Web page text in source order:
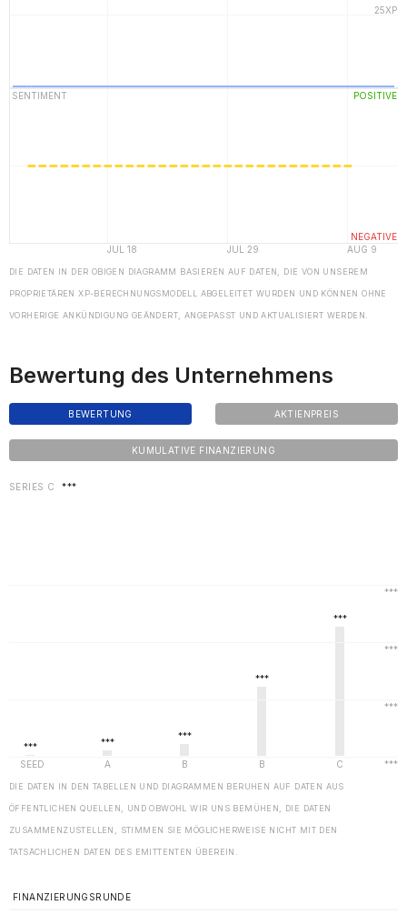
DIE DATEN IN DER OBIGEN DIAGRAMM BASIEREN AUF DATEN, DIE VON UNSEREM
PROPRIETÄREN XP-BERECHNUNGSMODELL ABGELEITET WURDEN UND KÖNNEN OHNE
VORHERIGE ANKÜNDIGUNG GEÄNDERT, ANGEPASST UND AKTUALISIERT WERDEN.
Bewertung des Unternehmens
BEWERTUNG AKTIENPREIS
KUMULATIVE FINANZIERUNG
SERIES C ***
DIE DATEN IN DEN TABELLEN UND DIAGRAMMEN BERUHEN AUF DATEN AUS
ÖFFENTLICHEN QUELLEN, UND OBWOHL WIR UNS BEMÜHEN, DIE DATEN
ZUSAMMENZUSTELLEN, STIMMEN SIE MÖGLICHERWEISE NICHT MIT DEN
TATSÄCHLICHEN DATEN DES EMITTENTEN ÜBEREIN.
FINANZIERUNGSRUNDE